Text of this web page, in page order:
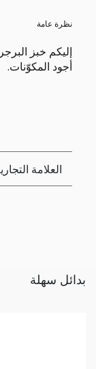
نظرة عامة
إليكم خبز
أجود المكوّنات.
العلامة
بدائل سهلة